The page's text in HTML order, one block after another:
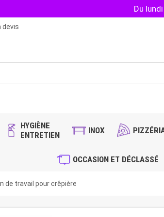
Du
devis
HYGIÈNE
ENTRETIEN
INOX
OCCASION ET DÉCLASSÉ
de travail pour crêpière